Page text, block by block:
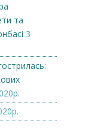
та
3